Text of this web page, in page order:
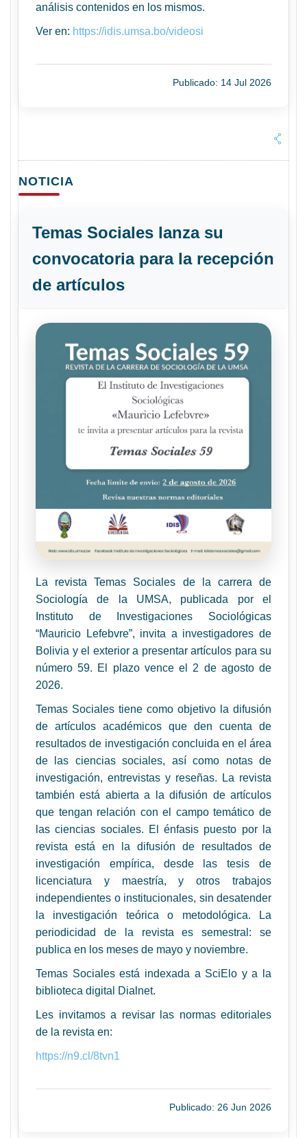
análisis contenidos en los mismos.
Ver en: https://idis.umsa.bo/videosi
Publicado: 14 Jul 2026
NOTICIA
Temas Sociales lanza su
convocatoria para la recepción
de artículos
La revista Temas Sociales de la carrera de
Sociología de la UMSA, publicada por el
Instituto de Investigaciones Sociológicas
“Mauricio Lefebvre”, invita a investigadores de
Bolivia y el exterior a presentar artículos para su
número 59. El plazo vence el 2 de agosto de
2026.
Temas Sociales tiene como objetivo la difusión
de artículos académicos que den cuenta de
resultados de investigación concluida en el área
de las ciencias sociales, así como notas de
investigación, entrevistas y reseñas. La revista
también está abierta a la difusión de artículos
que tengan relación con el campo temático de
las ciencias sociales. El énfasis puesto por la
revista está en la difusión de resultados de
investigación empírica, desde las tesis de
licenciatura y maestría, y otros trabajos
independientes o institucionales, sin desatender
la investigación teórica o metodológica. La
periodicidad de la revista es semestral: se
publica en los meses de mayo y noviembre.
Temas Sociales está indexada a SciElo y a la
biblioteca digital Dialnet.
Les invitamos a revisar las normas editoriales
de la revista en:
https://n9.cl/8tvn1
Publicado: 26 Jun 2026